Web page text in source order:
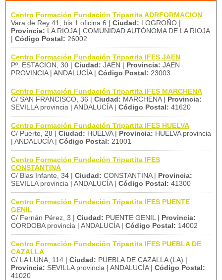
Centro Formación Fundación Tripartita ADRFORMACION
Vara de Rey 41, bis 1 oficina 6 | Ciudad: LOGROÑO |
Provincia: LA RIOJA | COMUNIDAD AUTÓNOMA DE LA RIOJA
| Código Postal: 26002
Centro Formación Fundación Tripartita IFES JAEN
Pº. ESTACION, 30 | Ciudad: JAEN | Provincia: JAEN
PROVINCIA | ANDALUCÍA | Código Postal: 23003
Centro Formación Fundación Tripartita IFES MARCHENA
C/ SAN FRANCISCO, 36 | Ciudad: MARCHENA | Provincia:
SEVILLA provincia | ANDALUCÍA | Código Postal: 41620
Centro Formación Fundación Tripartita IFES HUELVA
C/ Puerto, 28 | Ciudad: HUELVA | Provincia: HUELVA provincia
| ANDALUCÍA | Código Postal: 21001
Centro Formación Fundación Tripartita IFES
CONSTANTINA
C/ Blas Infante, 34 | Ciudad: CONSTANTINA | Provincia:
SEVILLA provincia | ANDALUCÍA | Código Postal: 41300
Centro Formación Fundación Tripartita IFES PUENTE
GENIL
C/ Fernán Pérez, 3 | Ciudad: PUENTE GENIL | Provincia:
CORDOBA provincia | ANDALUCÍA | Código Postal: 14002
Centro Formación Fundación Tripartita IFES PUEBLA DE
CAZALLA
C/ LA LUNA, 114 | Ciudad: PUEBLA DE CAZALLA (LA) |
Provincia: SEVILLA provincia | ANDALUCÍA | Código Postal:
41020